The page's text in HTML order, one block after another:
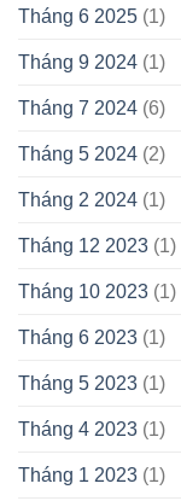
Tháng 6 2025 (1)
Tháng 9 2024 (1)
Tháng 7 2024 (6)
Tháng 5 2024 (2)
Tháng 2 2024 (1)
Tháng 12 2023 (1)
Tháng 10 2023 (1)
Tháng 6 2023 (1)
Tháng 5 2023 (1)
Tháng 4 2023 (1)
Tháng 1 2023 (1)